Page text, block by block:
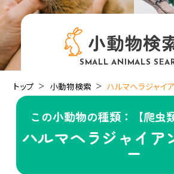
小動物検
SMALL ANIMALS
トップ 小動物検索 ハルマヘラジャイ
この小動物の種類：【爬虫
ハルマヘラジャイア
ー